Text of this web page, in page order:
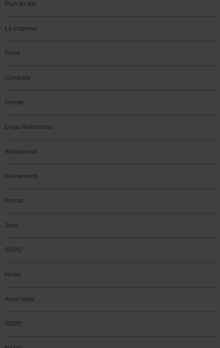
Plan du site
La empresa
Press
Company
Presse
Legal References
Redazionali
Evénements
Presse
Jobs
RGPD
Home
Aviso legal
RGPD